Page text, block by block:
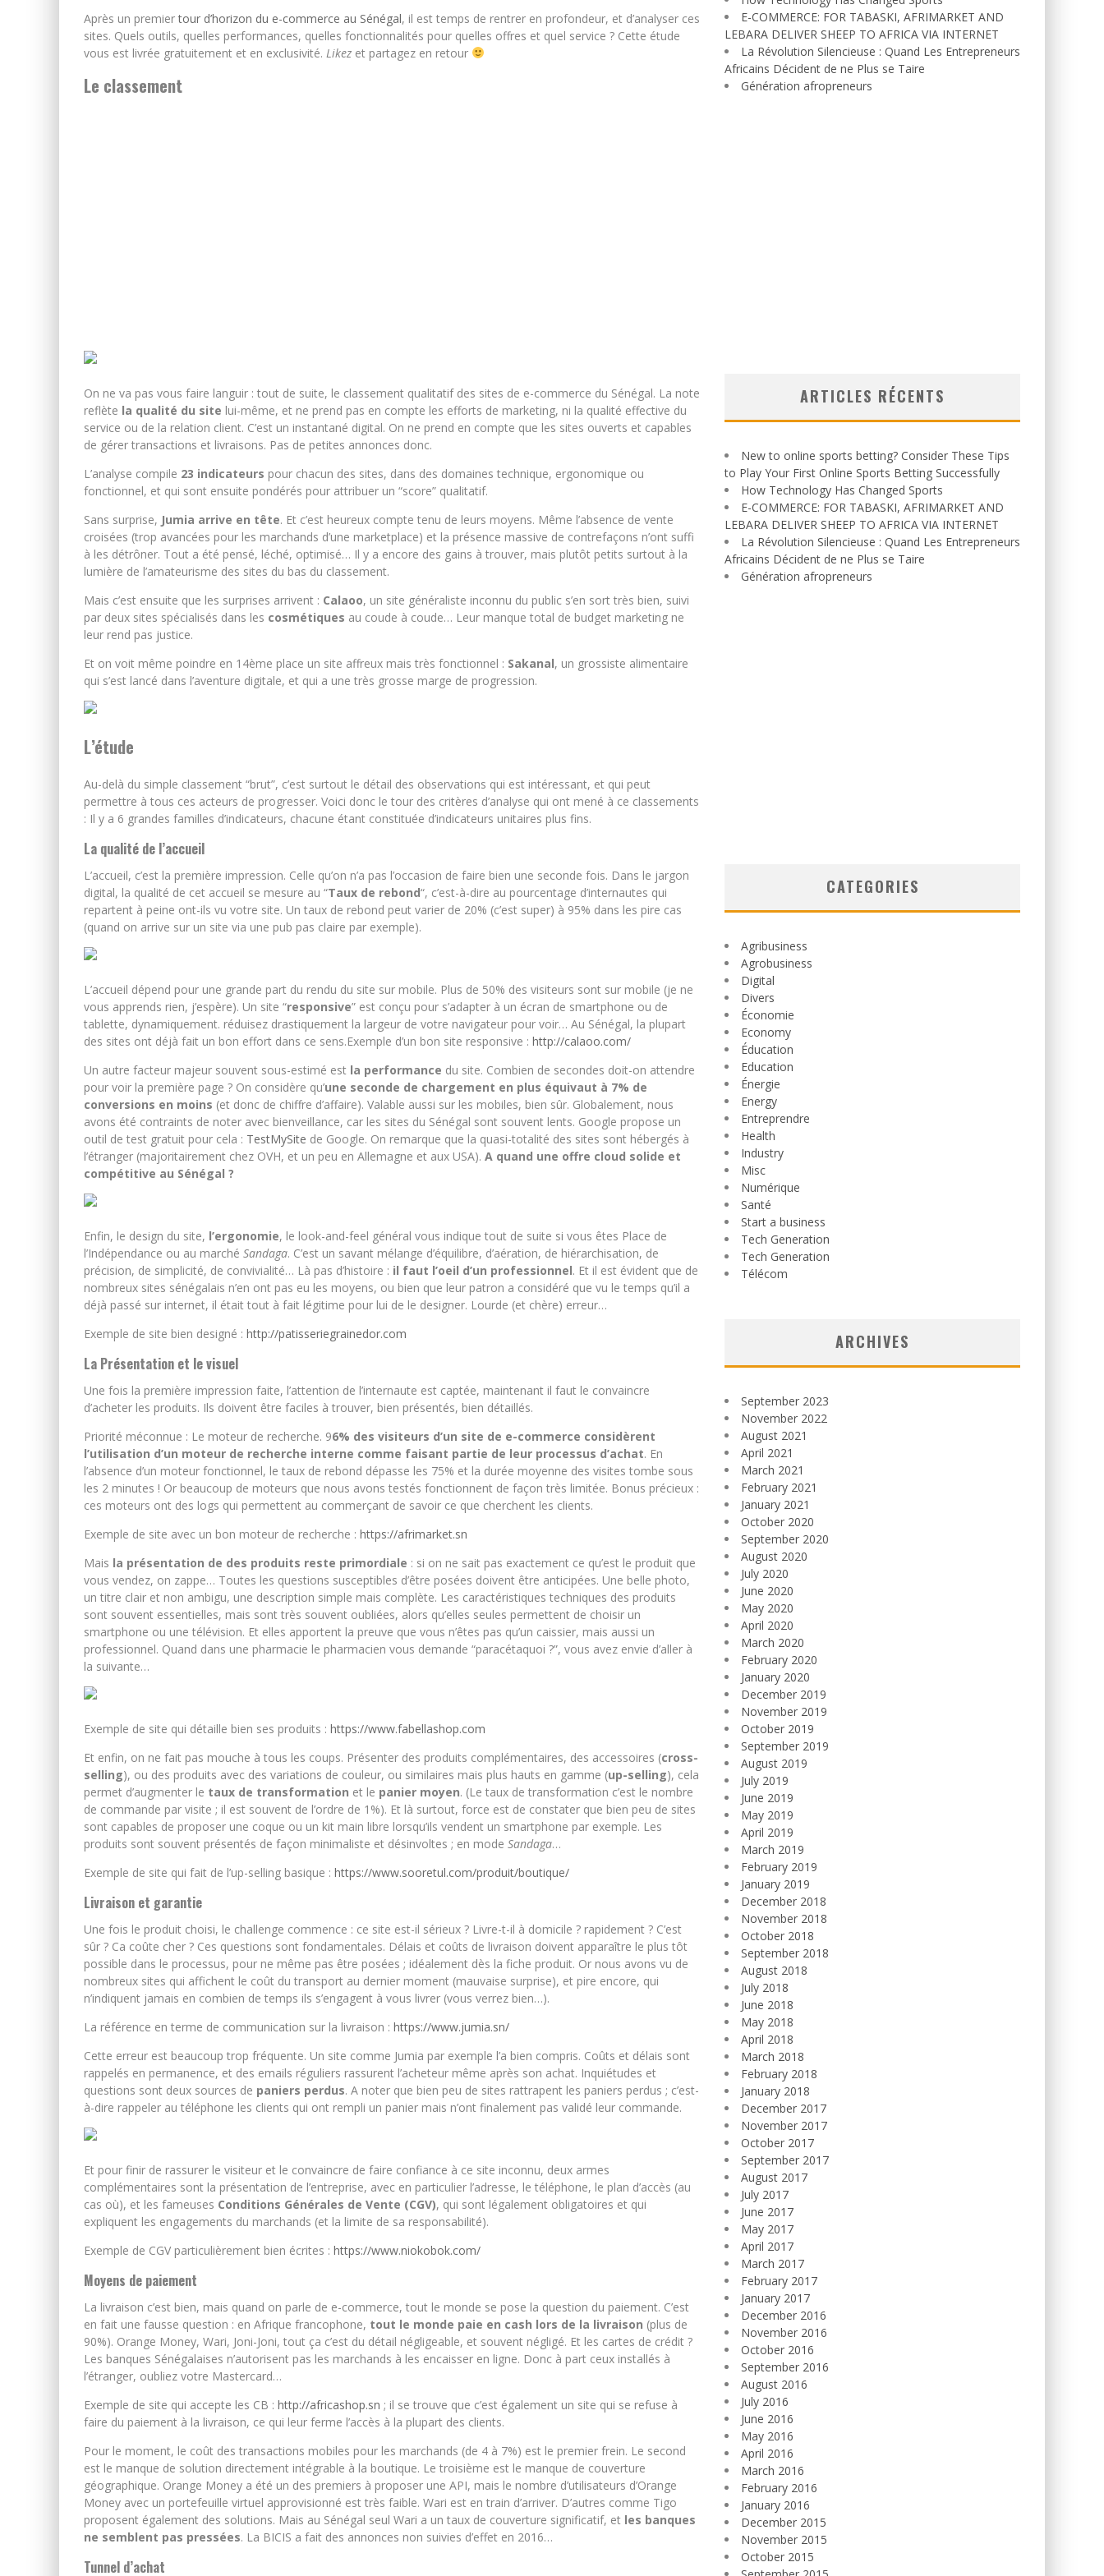
Après un premiertour d’horizon du e-commerce au Sénégal, il est temps de rentrer en profondeur, et d’analyser ces
sites. Quels outils, quelles performances, quelles fonctionnalités pour quelles offres et quel service ? Cette étude
vous est livrée gratuitement et en exclusivité. Likez et partagez en retour
Le classement
On ne va pas vous faire languir : tout de suite, le classement qualitatif des sites de e-commerce du Sénégal. La note
reflète la qualité du site lui-même, et ne prend pas en compte les efforts de marketing, ni la qualité effective du
service ou de la relation client. C’est un instantané digital. On ne prend en compte que les sites ouverts et capables
de gérer transactions et livraisons. Pas de petites annonces donc.
L’analyse compile 23 indicateurs pour chacun des sites, dans des domaines technique, ergonomique ou
fonctionnel, et qui sont ensuite pondérés pour attribuer un “score” qualitatif.
Sans surprise, Jumia arrive en tête. Et c’est heureux compte tenu de leurs moyens. Même l’absence de vente
croisées (trop avancées pour les marchands d’une marketplace) et la présence massive de contrefaçons n’ont suffi
à les détrôner. Tout a été pensé, léché, optimisé… Il y a encore des gains à trouver, mais plutôt petits surtout à la
lumière de l’amateurisme des sites du bas du classement.
Mais c’est ensuite que les surprises arrivent : Calaoo, un site généraliste inconnu du public s’en sort très bien, suivi
par deux sites spécialisés dans les cosmétiques au coude à coude… Leur manque total de budget marketing ne
leur rend pas justice.
Et on voit même poindre en 14ème place un site affreux mais très fonctionnel : Sakanal, un grossiste alimentaire
qui s’est lancé dans l’aventure digitale, et qui a une très grosse marge de progression.
L’étude
Au-delà du simple classement “brut”, c’est surtout le détail des observations qui est intéressant, et qui peut
permettre à tous ces acteurs de progresser. Voici donc le tour des critères d’analyse qui ont mené à ce classements
: Il y a 6 grandes familles d’indicateurs, chacune étant constituée d’indicateurs unitaires plus fins.
La qualité de l’accueil
L’accueil, c’est la première impression. Celle qu’on n’a pas l’occasion de faire bien une seconde fois. Dans le jargon
digital, la qualité de cet accueil se mesure au “Taux de rebond“, c’est-à-dire au pourcentage d’internautes qui
repartent à peine ont-ils vu votre site. Un taux de rebond peut varier de 20% (c’est super) à 95% dans les pire cas
(quand on arrive sur un site via une pub pas claire par exemple).
L’accueil dépend pour une grande part du rendu du site sur mobile. Plus de 50% des visiteurs sont sur mobile (je ne
vous apprends rien, j’espère). Un site “responsive” est conçu pour s’adapter à un écran de smartphone ou de
tablette, dynamiquement. réduisez drastiquement la largeur de votre navigateur pour voir… Au Sénégal, la plupart
des sites ont déjà fait un bon effort dans ce sens.Exemple d’un bon site responsive : http://calaoo.com/
Un autre facteur majeur souvent sous-estimé est la performance du site. Combien de secondes doit-on attendre
pour voir la première page ? On considère qu’une seconde de chargement en plus équivaut à 7% de
conversions en moins (et donc de chiffre d’affaire). Valable aussi sur les mobiles, bien sûr. Globalement, nous
avons été contraints de noter avec bienveillance, car les sites du Sénégal sont souvent lents. Google propose un
outil de test gratuit pour cela : TestMySite de Google. On remarque que la quasi-totalité des sites sont hébergés à
l’étranger (majoritairement chez OVH, et un peu en Allemagne et aux USA). A quand une offre cloud solide et
compétitive au Sénégal ?
Enfin, le design du site, l’ergonomie, le look-and-feel général vous indique tout de suite si vous êtes Place de
l’Indépendance ou au marché Sandaga. C’est un savant mélange d’équilibre, d’aération, de hiérarchisation, de
précision, de simplicité, de convivialité… Là pas d’histoire : il faut l’oeil d’un professionnel. Et il est évident que de
nombreux sites sénégalais n’en ont pas eu les moyens, ou bien que leur patron a considéré que vu le temps qu’il a
déjà passé sur internet, il était tout à fait légitime pour lui de le designer. Lourde (et chère) erreur…
Exemple de site bien designé : http://patisseriegrainedor.com
La Présentation et le visuel
Une fois la première impression faite, l’attention de l’internaute est captée, maintenant il faut le convaincre
d’acheter les produits. Ils doivent être faciles à trouver, bien présentés, bien détaillés.
Priorité méconnue : Le moteur de recherche. 96% des visiteurs d’un site de e-commerce considèrent
l’utilisation d’un moteur de recherche interne comme faisant partie de leur processus d’achat. En
l’absence d’un moteur fonctionnel, le taux de rebond dépasse les 75% et la durée moyenne des visites tombe sous
les 2 minutes ! Or beaucoup de moteurs que nous avons testés fonctionnent de façon très limitée. Bonus précieux :
ces moteurs ont des logs qui permettent au commerçant de savoir ce que cherchent les clients.
Exemple de site avec un bon moteur de recherche : https://afrimarket.sn
Mais la présentation de des produits reste primordiale : si on ne sait pas exactement ce qu’est le produit que
vous vendez, on zappe… Toutes les questions susceptibles d’être posées doivent être anticipées. Une belle photo,
un titre clair et non ambigu, une description simple mais complète. Les caractéristiques techniques des produits
sont souvent essentielles, mais sont très souvent oubliées, alors qu’elles seules permettent de choisir un
smartphone ou une télévision. Et elles apportent la preuve que vous n’êtes pas qu’un caissier, mais aussi un
professionnel. Quand dans une pharmacie le pharmacien vous demande “paracétaquoi ?”, vous avez envie d’aller à
la suivante…
Exemple de site qui détaille bien ses produits : https://www.fabellashop.com
Et enfin, on ne fait pas mouche à tous les coups. Présenter des produits complémentaires, des accessoires (cross-
selling), ou des produits avec des variations de couleur, ou similaires mais plus hauts en gamme (up-selling), cela
permet d’augmenter le taux de transformation et le panier moyen. (Le taux de transformation c’est le nombre
de commande par visite ; il est souvent de l’ordre de 1%). Et là surtout, force est de constater que bien peu de sites
sont capables de proposer une coque ou un kit main libre lorsqu’ils vendent un smartphone par exemple. Les
produits sont souvent présentés de façon minimaliste et désinvoltes ; en mode Sandaga…
Exemple de site qui fait de l’up-selling basique : https://www.sooretul.com/produit/boutique/
Livraison et garantie
Une fois le produit choisi, le challenge commence : ce site est-il sérieux ? Livre-t-il à domicile ? rapidement ? C’est
sûr ? Ca coûte cher ? Ces questions sont fondamentales. Délais et coûts de livraison doivent apparaître le plus tôt
possible dans le processus, pour ne même pas être posées ; idéalement dès la fiche produit. Or nous avons vu de
nombreux sites qui affichent le coût du transport au dernier moment (mauvaise surprise), et pire encore, qui
n’indiquent jamais en combien de temps ils s’engagent à vous livrer (vous verrez bien…).
La référence en terme de communication sur la livraison : https://www.jumia.sn/
Cette erreur est beaucoup trop fréquente. Un site comme Jumia par exemple l’a bien compris. Coûts et délais sont
rappelés en permanence, et des emails réguliers rassurent l’acheteur même après son achat. Inquiétudes et
questions sont deux sources de paniers perdus. A noter que bien peu de sites rattrapent les paniers perdus ; c’est-
à-dire rappeler au téléphone les clients qui ont rempli un panier mais n’ont finalement pas validé leur commande.
Et pour finir de rassurer le visiteur et le convaincre de faire confiance à ce site inconnu, deux armes
complémentaires sont la présentation de l’entreprise, avec en particulier l’adresse, le téléphone, le plan d’accès (au
cas où), et les fameuses Conditions Générales de Vente (CGV), qui sont légalement obligatoires et qui
expliquent les engagements du marchands (et la limite de sa responsabilité).
Exemple de CGV particulièrement bien écrites : https://www.niokobok.com/
Moyens de paiement
La livraison c’est bien, mais quand on parle de e-commerce, tout le monde se pose la question du paiement. C’est
en fait une fausse question : en Afrique francophone, tout le monde paie en cash lors de la livraison (plus de
90%). Orange Money, Wari, Joni-Joni, tout ça c’est du détail négligeable, et souvent négligé. Et les cartes de crédit ?
Les banques Sénégalaises n’autorisent pas les marchands à les encaisser en ligne. Donc à part ceux installés à
l’étranger, oubliez votre Mastercard…
Exemple de site qui accepte les CB : http://africashop.sn ; il se trouve que c’est également un site qui se refuse à
faire du paiement à la livraison, ce qui leur ferme l’accès à la plupart des clients.
Pour le moment, le coût des transactions mobiles pour les marchands (de 4 à 7%) est le premier frein. Le second
est le manque de solution directement intégrable à la boutique. Le troisième est le manque de couverture
géographique. Orange Money a été un des premiers à proposer une API, mais le nombre d’utilisateurs d’Orange
Money avec un portefeuille virtuel approvisionné est très faible. Wari est en train d’arriver. D’autres comme Tigo
proposent également des solutions. Mais au Sénégal seul Wari a un taux de couverture significatif, et les banques
ne semblent pas pressées. La BICIS a fait des annonces non suivies d’effet en 2016…
Tunnel d’achat
E-COMMERCE: FOR TABASKI, AFRIMARKET AND
LEBARA DELIVER SHEEP TO AFRICA VIA INTERNET
La Révolution Silencieuse : Quand Les Entrepreneurs
Africains Décident de ne Plus se Taire
Génération afropreneurs
ARTICLES RÉCENTS
New to online sports betting? Consider These Tips
to Play Your First Online Sports Betting Successfully
How Technology Has Changed Sports
E-COMMERCE: FOR TABASKI, AFRIMARKET AND
LEBARA DELIVER SHEEP TO AFRICA VIA INTERNET
La Révolution Silencieuse : Quand Les Entrepreneurs
Africains Décident de ne Plus se Taire
Génération afropreneurs
CATEGORIES
Agribusiness
Agrobusiness
Digital
Divers
Économie
Economy
Éducation
Education
Énergie
Energy
Entreprendre
Health
Industry
Misc
Numérique
Santé
Start a business
Tech Generation
Tech Generation
Télécom
ARCHIVES
September 2023
November 2022
August 2021
April 2021
March 2021
February 2021
January 2021
October 2020
September 2020
August 2020
July 2020
June 2020
May 2020
April 2020
March 2020
February 2020
January 2020
December 2019
November 2019
October 2019
September 2019
August 2019
July 2019
June 2019
May 2019
April 2019
March 2019
February 2019
January 2019
December 2018
November 2018
October 2018
September 2018
August 2018
July 2018
June 2018
May 2018
April 2018
March 2018
February 2018
January 2018
December 2017
November 2017
October 2017
September 2017
August 2017
July 2017
June 2017
May 2017
April 2017
March 2017
February 2017
January 2017
December 2016
November 2016
October 2016
September 2016
August 2016
July 2016
June 2016
May 2016
April 2016
March 2016
February 2016
January 2016
December 2015
November 2015
October 2015